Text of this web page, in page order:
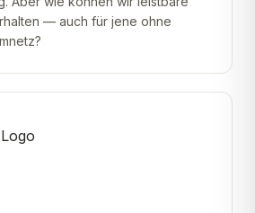
— auch für jene ohne